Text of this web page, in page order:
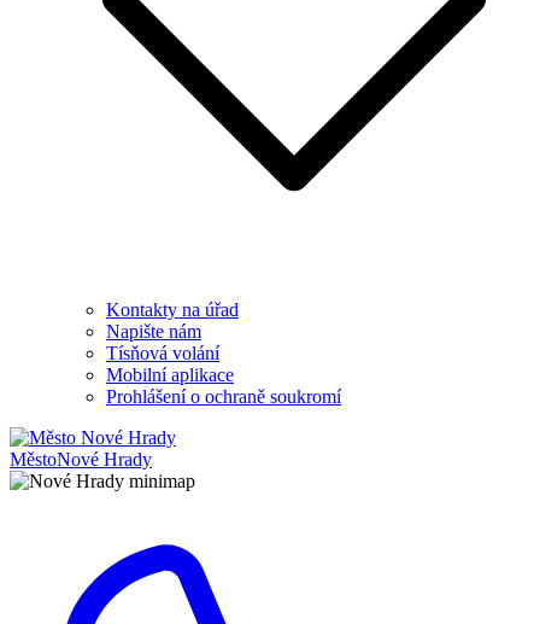
Kontakty na úřad
Napište nám
Tísňová volání
Mobilní aplikace
Prohlášení o ochraně soukromí
MěstoNové Hrady